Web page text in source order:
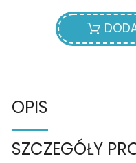
OPIS
SZCZEGÓŁY